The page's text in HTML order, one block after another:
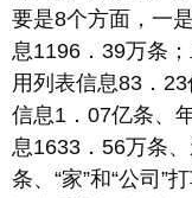
要是8个方面，一
息1196．39万条
用列表信息83．
信息1．07亿条、
息1633．56万条
条、“家”和“公司”